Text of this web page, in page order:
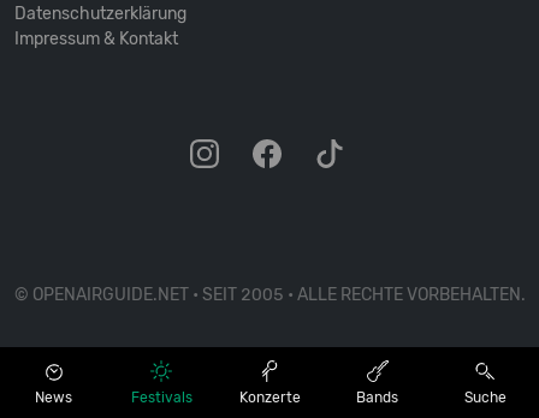
News Festivals Konzerte Bands Suche
Datenschutz­erklärung
Impressum & Kontakt
© OPENAIRGUIDE.NET • SEIT 2005 • ALLE RECHTE VORBEHALTEN.